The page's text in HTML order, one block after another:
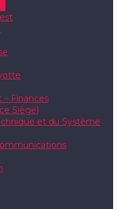
– Finances
Siège)
et du Système